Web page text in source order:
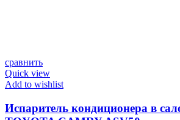
сравнить
Quick view
Add to wishlist
Испаритель кондиционера в